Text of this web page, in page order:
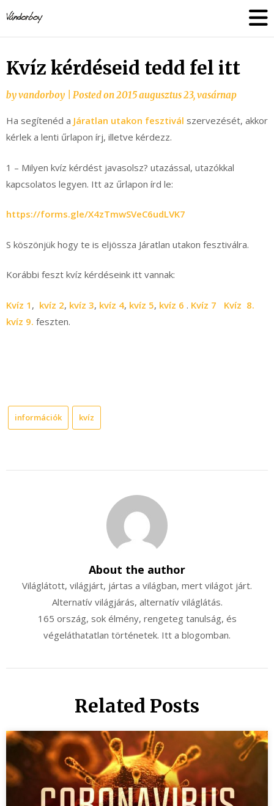
to
content
Kvíz kérdéseid tedd fel itt
byvandorboy Posted on2015 augusztus 23, vasárnap
Ha segítenéd a Járatlan utakon fesztivál szervezését, akkor
kérlek a lenti űrlapon írj, illetve kérdezz.
1 – Milyen kvíz kérdést javasolsz? utazással, utazókkal
kapcsolatos legyen. Itt az űrlapon írd le:
https://forms.gle/X4zTmwSVeC6udLVK7
S köszönjük hogy te is eljössza Járatlan utakon fesztiválra.
Korábbi feszt kvíz kérdéseink itt vannak:
Kvíz 1 , kvíz 2, kvíz 3, kvíz 4, kvíz 5, kvíz 6 . Kvíz 7
Kvíz 8.
kvíz 9. feszten.
információk kvíz
About the author
Világlátott, világjárt, jártas a világban, mert világot járt.
Alternatív világjárás, alternatív világlátás.
165 ország, sok élmény, rengeteg tanulság, és
végeláthatatlan történetek. Itt a blogomban.
Related Posts